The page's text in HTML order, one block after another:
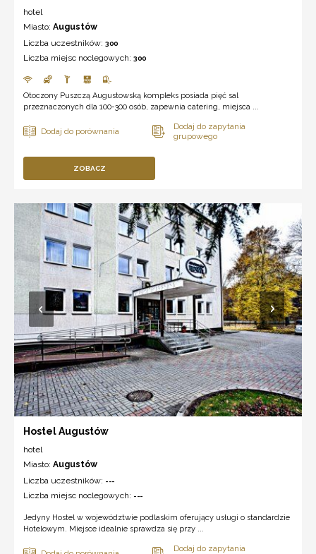
hotel
Miasto: Augustów
Liczba uczestników: 300
Liczba miejsc noclegowych: 300
Otoczony Puszczą Augustowską kompleks posiada pięć sal
przeznaczonych dla 100-300 osób, zapewnia catering, miejsca ...
ZOBACZ
Hostel Augustów
hotel
Miasto: Augustów
Liczba uczestników: ---
Liczba miejsc noclegowych: ---
Jedyny Hostel w województwie podlaskim oferujący usługi o standardzie
Hotelowym. Miejsce idealnie sprawdza się przy ...